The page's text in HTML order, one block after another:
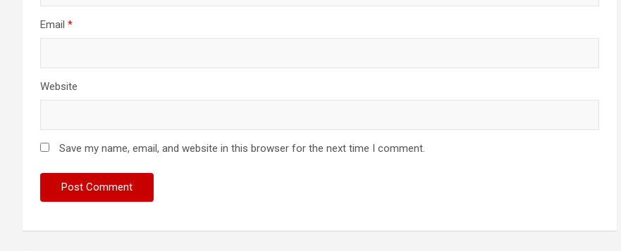
Email *
Website
Save my name, email, and website in this browser for the next time I comment.